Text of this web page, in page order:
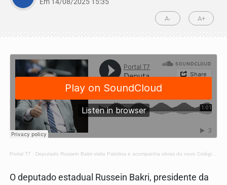
Em 14/08/2025 15:35
A- A+
Portal T7 · Deputado Russein Bakri visita Palotina e acompanha obras do novo Colégio Zardo
O deputado estadual Russein Bakri, presidente da